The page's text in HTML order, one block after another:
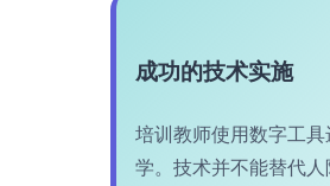
成功的技术实施
培训教师使用数字工
学。技术并不能替代人